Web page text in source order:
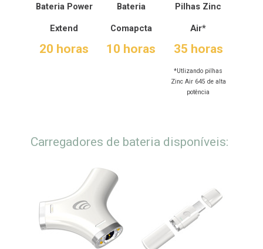
*Utlizando pilhas
Zinc Air 645 de alta
potência
Bateria Power
Extend
20 horas
Bateria
Comapcta
10 horas
Pilhas Zinc
Air*
35 horas
Carregadores de bateria disponíveis: